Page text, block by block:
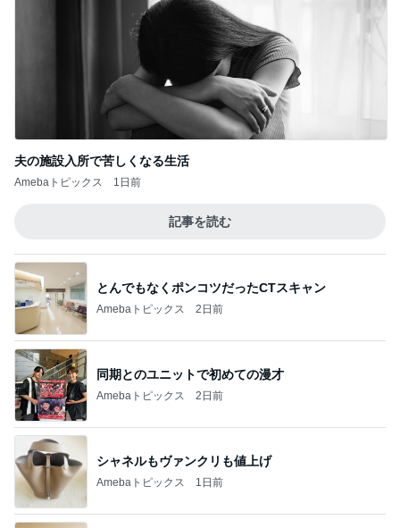
夫の施設入所で苦しくなる生活
Amebaトピックス 1日前
記事を読む
とんでもなくポンコツだったCTスキャン
Amebaトピックス 2日前
同期とのユニットで初めての漫才
Amebaトピックス 2日前
シャネルもヴァンクリも値上げ
Amebaトピックス 1日前